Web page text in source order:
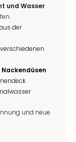
und Wasser
der
und neue